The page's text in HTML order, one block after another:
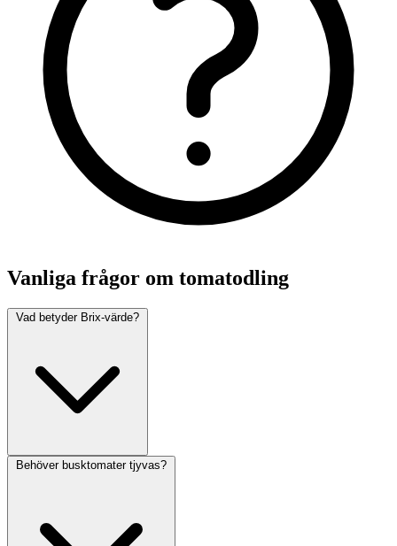
Vanliga frågor om tomatodling
Vad betyder Brix-värde?
Behöver busktomater tjyvas?